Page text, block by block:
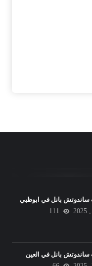
ساندوتش بانل في ابوظبي
111
ساندوتش بانل في العين